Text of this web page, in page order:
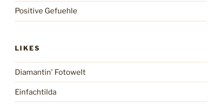
Positive Gefuehle
LIKES
Diamantin' Fotowelt
Einfachtilda